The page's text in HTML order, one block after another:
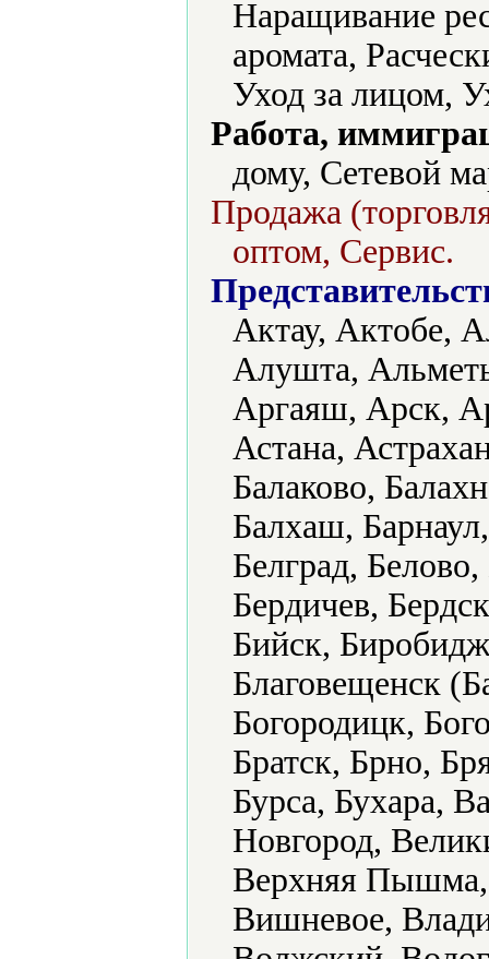
Наращивание
аромата,
Уход за лицом,
Работа,
дому, Сетевой
Продажа
оптом, Сервис.
Актау, Актобе,
Алушта,
Аргаяш, Арск,
Астана,
Балаково,
Балхаш,
Белград,
Бердичев,
Бийск,
Благовещенск
Богородицк,
Братск, Брно,
Бурса, Бухара,
Новгород,
Верхняя Пышма,
Вишневое,